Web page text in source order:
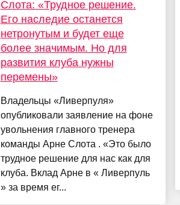
Слота: «Трудное решение.
Его наследие останется
нетронутым и будет еще
более значимым. Но для
развития клуба нужны
перемены»
Владельцы «Ливерпуля»
опубликовали заявление на фоне
увольнения главного тренера
команды Арне Слота . «Это было
трудное решение для нас как для
клуба. Вклад Арне в « Ливерпуль
» за время ег...